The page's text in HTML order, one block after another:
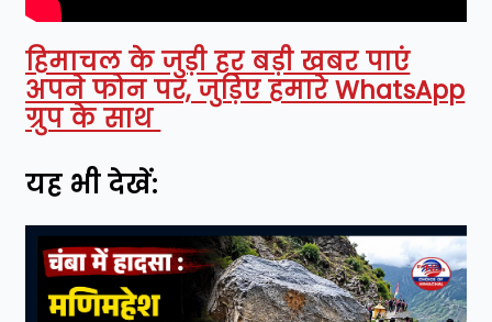
हिमाचल के जुड़ी हर बड़ी खबर पाएं
अपने फोन पर, जुड़िए हमारे WhatsApp
ग्रुप के साथ
यह भी देखें: